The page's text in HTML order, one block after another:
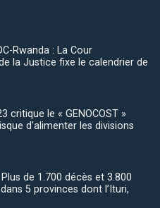
Rwanda : La Cour
la Justice fixe le calendrier de
critique le « GENOCOST »
d'alimenter les divisions
Plus de 1.700 décès et 3.800
5 provinces dont l’Ituri,